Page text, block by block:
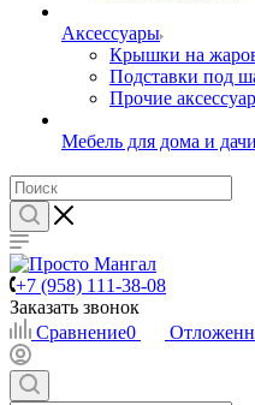
Аксессуары
Крышки на
Подставки под
Прочие
Мебель для дома и дачи
+7 (958) 111-38-08
Заказать звонок
Сравнение0